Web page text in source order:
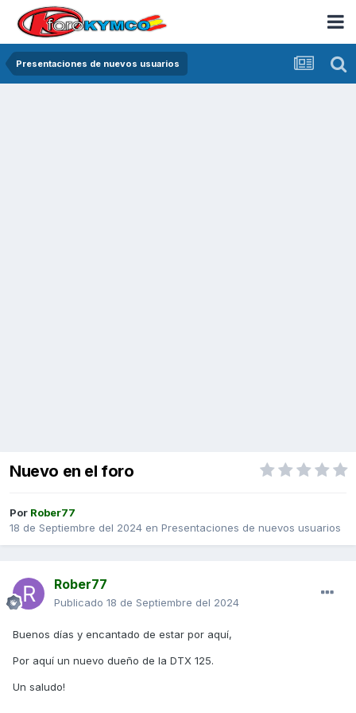
Presentaciones de nuevos usuarios
Nuevo en el foro
Por Rober77
18 de Septiembre del 2024 en Presentaciones de nuevos usuarios
Rober77
Publicado 18 de Septiembre del 2024
Buenos días y encantado de estar por aquí,
Por aquí un nuevo dueño de la DTX 125.
Un saludo!